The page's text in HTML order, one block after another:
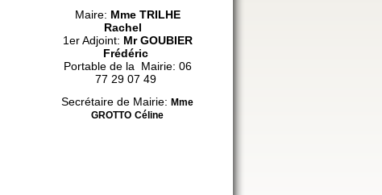
Maire: Mme TRILHE
Rachel
1er Adjoint: Mr GOUBIER
Frédéric
Portable de la Mairie: 06
77 29 07 49
Secrétaire de Mairie: Mme
GROTTO Céline